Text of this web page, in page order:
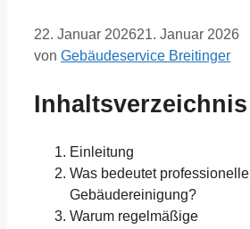
22. Januar 202621. Januar 2026
von Gebäudeservice Breitinger
Inhaltsverzeichnis
Einleitung
Was bedeutet professionelle
Gebäudereinigung?
Warum regelmäßige